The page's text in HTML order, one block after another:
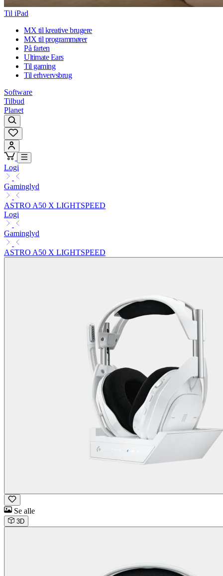
Til iPad
MX til kreative brugere
MX til programmører
På farten
Ultimate Ears
Til gaming
Til erhvervsbrug
Software
Tilbud
Planet
Logi
Gaminglyd
ASTRO A50 X LIGHTSPEED
Logi
Gaminglyd
ASTRO A50 X LIGHTSPEED
Se alle
3D